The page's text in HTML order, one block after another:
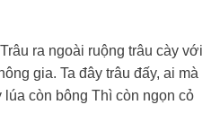
ra ngoài ruộng trâu cày với
gia. Ta đây trâu đấy, ai mà
còn bông Thì còn ngọn cỏ